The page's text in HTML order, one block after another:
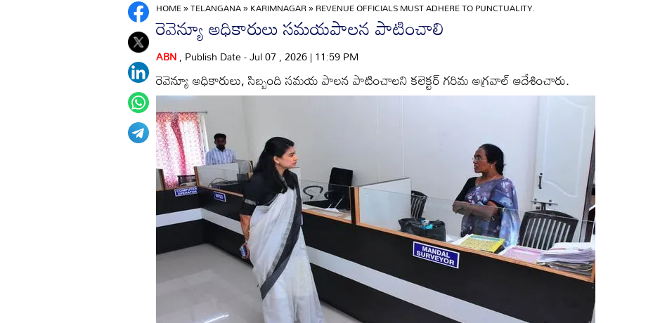
HOME»TELANGANA»KARIMNAGAR»REVENUE OFFICIALS MUST ADHERE TO PUNCTUALITY.
రెవెన్యూ అధికారులు సమయపాలన పాటించాలి
ABN, Publish Date - Jul 07 , 2026 | 11:59 PM
రెవెన్యూ అధికారులు, సిబ్బంది సమయ పాలన పాటించాలని కలెక్టర్‌ గరిమ అగ్రవాల్‌ ఆదేశించారు.